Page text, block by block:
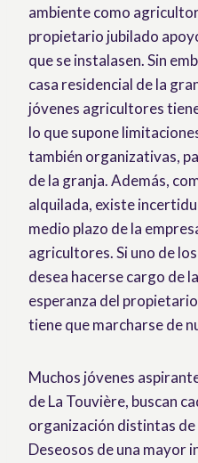
ambiente como
propietario jubilado
que se instalasen. Sin
casa residencial de la
jóvenes agricultores
lo que supone
también organizativas,
de la granja. Además,
alquilada, existe
medio plazo de la
agricultores. Si uno de
desea hacerse cargo de
esperanza del
tiene que marcharse de
Muchos jóvenes
de La Touvière, buscan
organización distintas
Deseosos de una mayor